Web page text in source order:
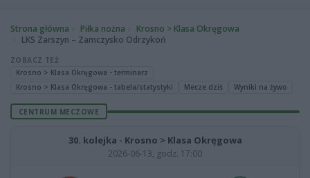
Strona główna Piłka nożna
Krosno > Klasa Okręgowa
LKS Zarszyn – Zamczysko Odrzykoń
ZOBACZ TEŻ
Krosno > Klasa Okręgowa - terminarz
Krosno > Klasa Okręgowa - tabela/statystyki
Mecze dziś Wyniki na żywo
CENTRUM MECZOWE
30. kolejka - Krosno > Klasa Okręgowa
2026-06-13, godz. 17:00